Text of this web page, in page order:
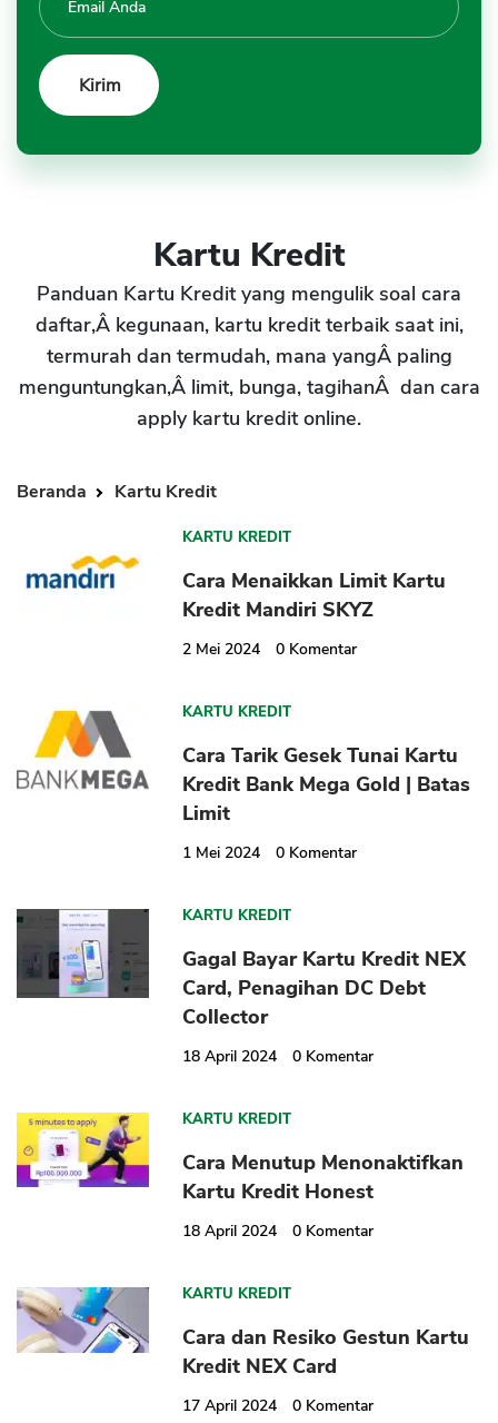
Kartu Kredit
Panduan Kartu Kredit yang mengulik soal cara
daftar,Â kegunaan, kartu kredit terbaik saat ini,
termurah dan termudah, mana yangÂ paling
menguntungkan,Â limit, bunga, tagihanÂ dan cara
apply kartu kredit online.
Beranda Kartu Kredit
KARTU KREDIT
Cara Menaikkan Limit Kartu
Kredit Mandiri SKYZ
2 Mei 2024 0 Komentar
KARTU KREDIT
Cara Tarik Gesek Tunai Kartu
Kredit Bank Mega Gold | Batas
Limit
1 Mei 2024 0 Komentar
KARTU KREDIT
Gagal Bayar Kartu Kredit NEX
Card, Penagihan DC Debt
Collector
18 April 2024 0 Komentar
KARTU KREDIT
Cara Menutup Menonaktifkan
Kartu Kredit Honest
18 April 2024 0 Komentar
KARTU KREDIT
Cara dan Resiko Gestun Kartu
Kredit NEX Card
17 April 2024 0 Komentar
OK
CANCEL